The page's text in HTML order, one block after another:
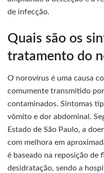
de infecção.
Quais são os
tratamento do
O norovírus é uma causa
comumente transmitido
contaminados. Sintomas
vômito e dor abdominal.
Estado de São Paulo, a
com melhora em
é baseado na reposição de
desidratação, sendo a